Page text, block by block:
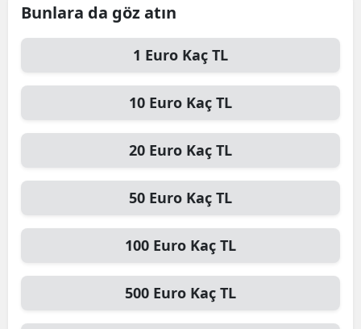
Elazığ
Eskişehir
Gaziantep
Gümüşhane
Hakkari
Bunlara da göz atın
1 Euro Kaç TL
10 Euro Kaç TL
20 Euro Kaç TL
50 Euro Kaç TL
100 Euro Kaç TL
500 Euro Kaç TL